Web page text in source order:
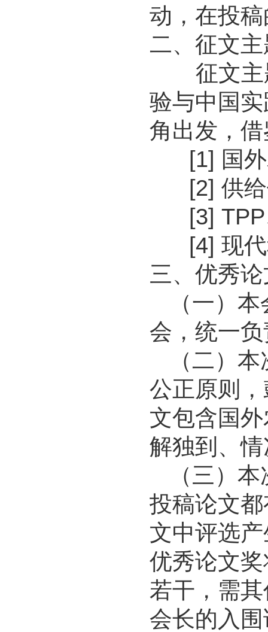
动，在投
二、征文
征文主题
验与中国
角出发，
[1] 国外
[2] 供给
[3] TPP
[4] 现代
三、优秀
（一）本
会，统一
（二）本
公正原则
文包含国
解独到、
（三）本
投稿论文
文中评选
优秀论文
若干，需
会长的入